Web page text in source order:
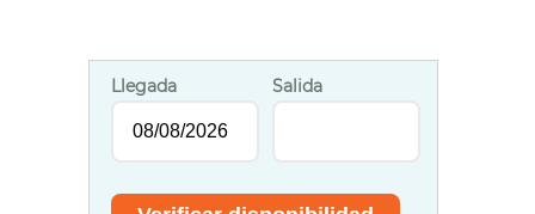
Llegada Salida